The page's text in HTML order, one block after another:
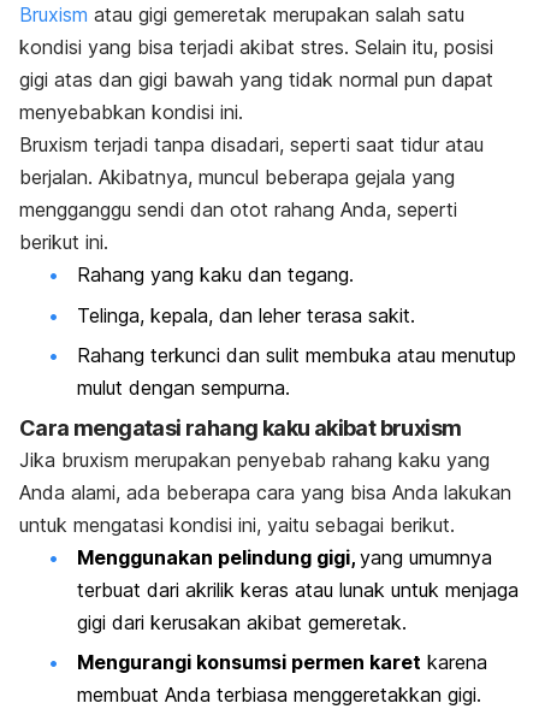
Bruxism atau gigi gemeretak merupakan salah satu
kondisi yang bisa terjadi akibat stres. Selain itu, posisi
gigi atas dan gigi bawah yang tidak normal pun dapat
menyebabkan kondisi ini.
Bruxism terjadi tanpa disadari, seperti saat tidur atau
berjalan. Akibatnya, muncul beberapa gejala yang
mengganggu sendi dan otot rahang Anda, seperti
berikut ini.
Rahang yang kaku dan tegang.
Telinga, kepala, dan leher terasa sakit.
Rahang terkunci dan sulit membuka atau menutup
mulut dengan sempurna.
Cara mengatasi rahang kaku akibatbruxism
Jika bruxism merupakan penyebab rahang kaku yang
Anda alami, ada beberapa cara yang bisa Anda lakukan
untuk mengatasi kondisi ini, yaitu sebagai berikut.
Menggunakan pelindung gigi, yang umumnya
terbuat dari akrilik keras atau lunak untuk menjaga
gigi dari kerusakan akibat gemeretak.
Mengurangi konsumsi permen karet karena
membuat Anda terbiasa menggeretakkan gigi.